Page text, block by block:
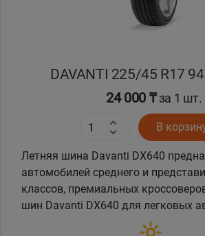
DAVANTI 225/45 R17
24 000 ₸за 1 шт.
В
Летняя шина Davanti DX640
автомобилей среднего и
классов, премиальных
шин Davanti DX640 для легковых